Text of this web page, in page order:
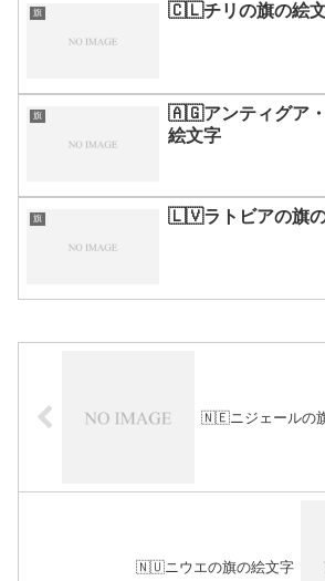
旗 🇨🇱チリの旗の絵
旗
🇦🇬アンティグア
絵文字
旗 🇱🇻ラトビアの旗
🇳🇪ニジェールの
🇳🇺ニウエの旗の絵文字